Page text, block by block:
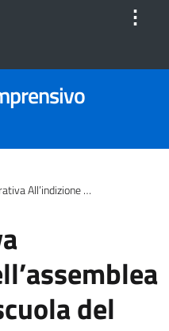
⋮
Sindacale Cisl Scuola Del 24/11/2025
del